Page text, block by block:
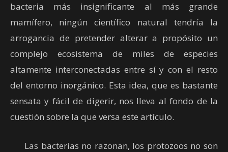
bacteria más insignificante al más grande
mamífero, ningún científico natural tendría la
arrogancia de pretender alterar a propósito un
complejo ecosistema de miles de especies
altamente interconectadas entre sí y con el resto
del entorno inorgánico. Esta idea, que es bastante
sensata y fácil de digerir, nos lleva al fondo de la
cuestión sobre la que versa este artículo.
Las bacterias no razonan, los protozoos no son